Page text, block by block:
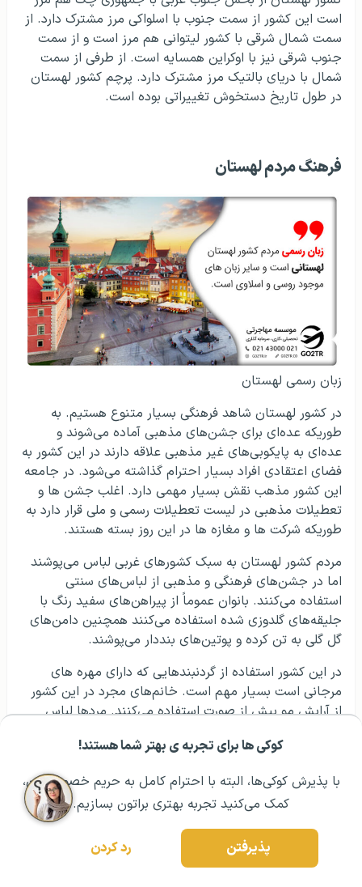
کوکی ها برای تجربه ی بهتر شما هستند!
با پذیرش کوکی‌ها، البته با احترام کامل به حریم خصوصیتون،
کمک می‌کنید تجربه بهتری براتون بسازیم.
پذیرفتن رد کردن
مشــاوره اولیه رایگان: ۰۲۱ ۴۳۰۰۰ ۰۲۱ رزرو مشاوره تخصصی
است این کشور از سمت جنوب با اسلواکی مرز مشترک دارد. از
سمت شمال شرقی با کشور لیتوانی هم مرز است و از سمت
جنوب شرقی نیز با اوکراین همسایه است. از طرفی از سمت
شمال با دریای بالتیک مرز مشترک دارد. پرچم کشور لهستان
در طول تاریخ دستخوش تغییراتی بوده است.
فرهنگ مردم لهستان
زبان رسمی لهستان
در کشور لهستان شاهد فرهنگی بسیار متنوع هستیم. به
طوریکه عده‌ای برای جشن‌های مذهبی آماده می‌شوند و
عده‌ای به پایکوبی‌های غیر مذهبی علاقه دارند در این کشور به
فضای اعتقادی افراد بسیار احترام گذاشته می‌شود. در جامعه
این کشور مذهب نقش بسیار مهمی دارد. اغلب جشن ها و
تعطیلات مذهبی در لیست تعطیلات رسمی و ملی قرار دارد به
طوریکه شرکت ها و مغازه ها در این روز بسته هستند.
مردم کشور لهستان به سبک کشورهای غربی لباس می‌پوشند
اما در جشن‌های فرهنگی و مذهبی از لباس‌های سنتی
استفاده می‌کنند. بانوان عموماً از پیراهن‌های سفید رنگ با
جلیقه‌های گلدوزی شده استفاده می‌کنند همچنین دامن‌های
گل گلی به تن کرده و پوتین‌های بنددار می‌پوشند.
در این کشور استفاده از گردنبندهایی که دارای مهره های
مرجانی است بسیار مهم است. خانم‌های مجرد در این کشور
از آرایش مو بیش از صورت استفاده می‌کنند. مردها لباس
استفاده می‌کنند.
خانواده و صداقت و همینطور رعایت ادب در کشور لهستان
بسیار مهم است. از نظر لهستانی‌ها اطرافیان به دو دسته
تقسیم می شوند به طوریکه دسته اول آشنا خطاب شده و
دسته دوم غریب هستند. در کشور لهستان عید پاک بسیار
مهم است و افراد در این دوره سعی می‌کنند با هم مهربان‌تر